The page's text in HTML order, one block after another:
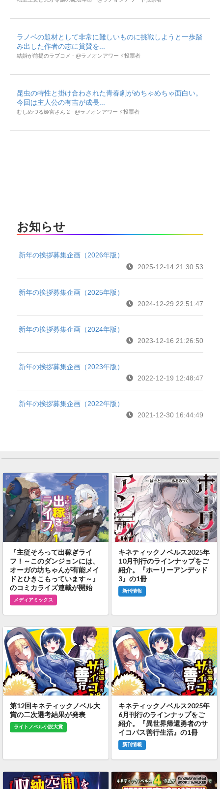
ラノベの題材として非常に難しいものに挑戦しようと一歩踏
み出した作者の志に賞賛を...
結婚が前提のラブコメ - @ラノオンアワード投票者
昆虫の特性と掛け合わされた青春劇がめちゃめちゃ面白い。
今回は主人公の有吉が成長...
むしめづる姫宮さん 2 - @ラノオンアワード投票者
お知らせ
新年の挨拶募集企画（2026年版）
2025-12-14 21:30:53
新年の挨拶募集企画（2025年版）
2024-12-29 22:51:47
新年の挨拶募集企画（2024年版）
2023-12-16 21:26:50
新年の挨拶募集企画（2023年版）
2022-12-19 12:48:47
新年の挨拶募集企画（2022年版）
2021-12-30 16:44:49
『主従そろって出稼ぎライ
フ！～このダンジョンには、
オーガの坊ちゃんが有能メイ
ドとひきこもっています～』
のコミカライズ連載が開始
メディアミックス
キネティックノベルス2025年
10月刊行のラインナップをご
紹介。『ホーリーアンデッド
3』の1冊
新刊情報
第12回キネティックノベル大
賞の二次選考結果が発表
ライトノベル小説大賞
キネティックノベルス2025年
6月刊行のラインナップをご
紹介。『異世界帰還勇者のサ
イコパス善行生活』の1冊
新刊情報